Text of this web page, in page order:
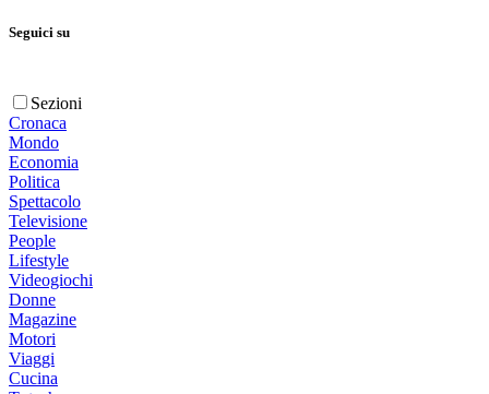
Seguici su
Sezioni
Cronaca
Mondo
Economia
Politica
Spettacolo
Televisione
People
Lifestyle
Videogiochi
Donne
Magazine
Motori
Viaggi
Cucina